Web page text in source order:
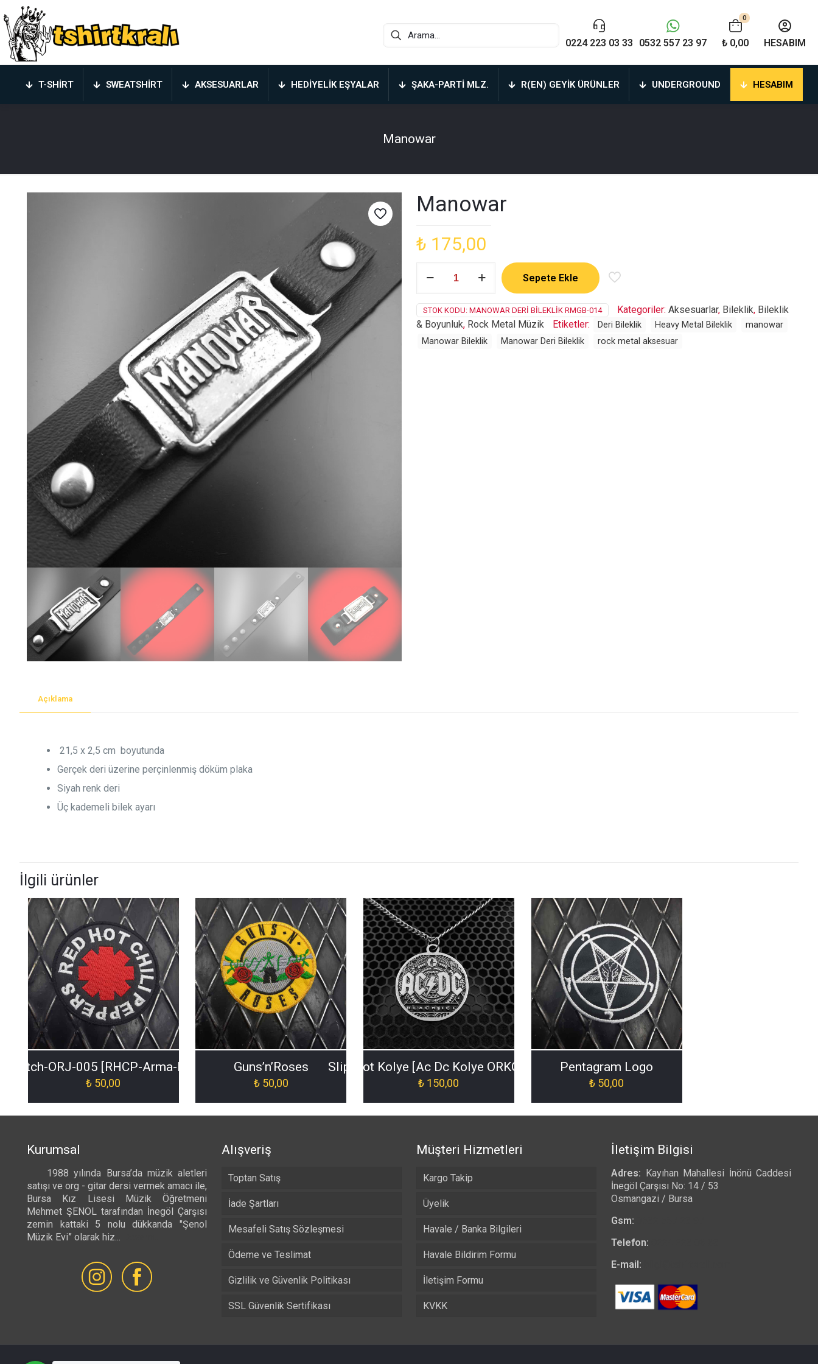
0224 223 03 33 0532 557 23 97
0
₺ 0,00 HESABIM
T-SHIRT SWEATSHIRT AKSESUARLAR HEDIYELIK EŞYALAR ŞAKA-PARTI MLZ. R(EN) GEYIK ÜRÜNLER UNDERGROUND HESABIM
Manowar
Manowar
₺ 175,00
adet
Sepete Ekle
STOK KODU: MANOWAR DERI BILEKLIK RMGB-014 Kategoriler: Aksesuarlar, Bileklik, Bileklik
& Boyunluk, Rock Metal Müzik Etiketler: Deri Bileklik Heavy Metal Bileklik
manowar
Manowar Bileklik
Manowar Deri Bileklik rock metal aksesuar
Açıklama
21,5 x 2,5 cm boyutunda
Gerçek deri üzerine perçinlenmiş döküm plaka
Siyah renk deri
Üç kademeli bilek ayarı
İlgili ürünler
Patch-ORJ-005 [RHCP-Arma-Patch-ORJ-005]
₺ 50,00
Guns’n’Roses
₺50,00
Slipknot Kolye [Ac Dc Kolye ORKO-035]
₺ 150,00
Pentagram Logo
₺ 50,00
Kurumsal
1988 yılında Bursa’da müzik aletleri
satışı ve org - gitar dersi vermek amacı ile,
Bursa Kız Lisesi Müzik Öğretmeni
Mehmet ŞENOL tarafından İnegöl Çarşısı
zemin kattaki 5 nolu dükkanda "Şenol
Müzik Evi” olarak hiz...
Alışveriş
Toptan Satış
İade Şartları
Mesafeli Satış Sözleşmesi
Ödeme ve Teslimat
Gizlilik ve Güvenlik Politikası
SSL Güvenlik Sertifikası
Müşteri Hizmetleri
Kargo Takip
Üyelik
Havale / Banka Bilgileri
Havale Bildirim Formu
İletişim Formu
KVKK
İletişim Bilgisi
Adres: Kayıhan Mahallesi İnönü Caddesi
İnegöl Çarşısı No: 14 / 53
Osmangazi / Bursa
Gsm:
Telefon:
E-mail: